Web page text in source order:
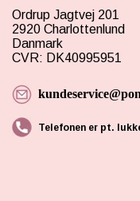
Ordrup Jagtvej 201
2920 Charlottenlund
Danmark
CVR: DK40995951
Telefonen er pt.